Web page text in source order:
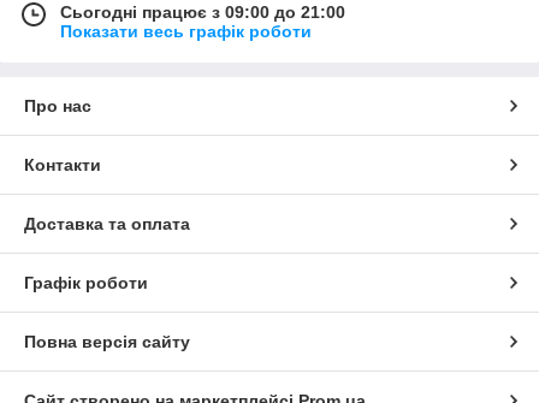
Сьогодні працює з 09:00 до 21:00
Показати весь графік роботи
Про нас
Контакти
Доставка та оплата
Графік роботи
Повна версія сайту